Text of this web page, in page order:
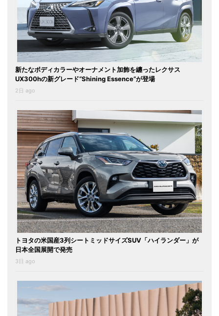
新たなボディカラーやオーナメント加飾を纏ったレクサス
UX300hの新グレード“Shining Essence”が登場
2日 ago
トヨタの米国産3列シートミッドサイズSUV「ハイランダー」が
日本全国展開で発売
3日 ago